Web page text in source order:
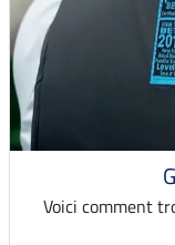
Voici comment